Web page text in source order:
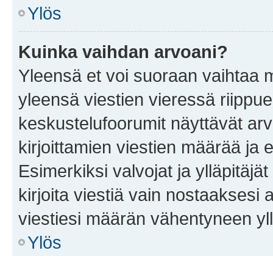
Ylös
Kuinka vaihdan arvoani?
Yleensä et voi suoraan vaihtaa
yleensä viestien vieressä
keskustelufoorumit näyttävät
kirjoittamien viestien määrää ja
Esimerkiksi valvojat ja
kirjoita viestiä vain nostaaksesi
viestiesi määrän vähentyneen
Ylös